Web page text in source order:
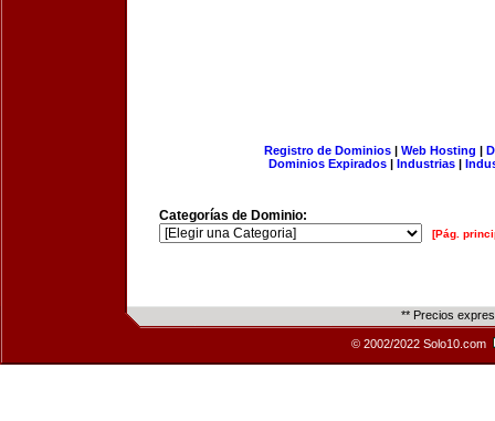
Registro de Dominios| Web Hosting |
Dominios Expirados | Industrias |
Categorías de Dominio:
[Pág.
** Precios
© 2002/2022 Solo10.com